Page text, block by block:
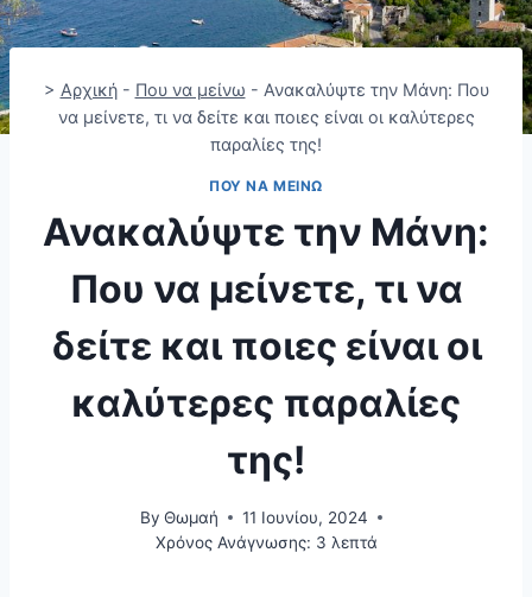
> Αρχική- Που να μείνω - Ανακαλύψτε την Μάνη: Που
να μείνετε, τι να δείτε και ποιες είναι οι καλύτερες
παραλίες της!
ΠΟΥ ΝΑ ΜΕΊΝΩ
Ανακαλύψτε την Μάνη:
Που να μείνετε, τι να
δείτε και ποιες είναι οι
καλύτερες παραλίες
της!
By Θωμαή
11 Ιουνίου, 2024
Χρόνος Ανάγνωσης: 3 λεπτά